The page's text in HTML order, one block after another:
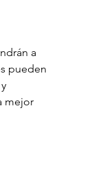
a
pueden
mejor